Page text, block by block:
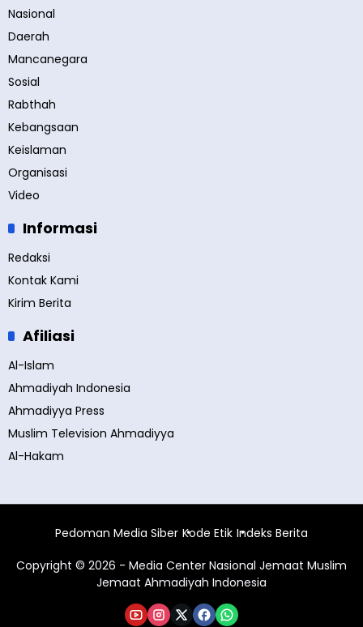
Nasional
Daerah
Mancanegara
Sosial
Rabthah
Kebangsaan
Keislaman
Organisasi
Video
Informasi
Redaksi
Kontak Kami
Kirim Berita
Afiliasi
Al-Islam
Ahmadiyah Indonesia
Ahmadiyya Press
Muslim Television Ahmadiyya
Al-Hakam
Pedoman Media Siber Kode Etik Indeks Berita
Copyright © 2026 - Media Center Nasional Jemaat Muslim
Jemaat Ahmadiyah Indonesia